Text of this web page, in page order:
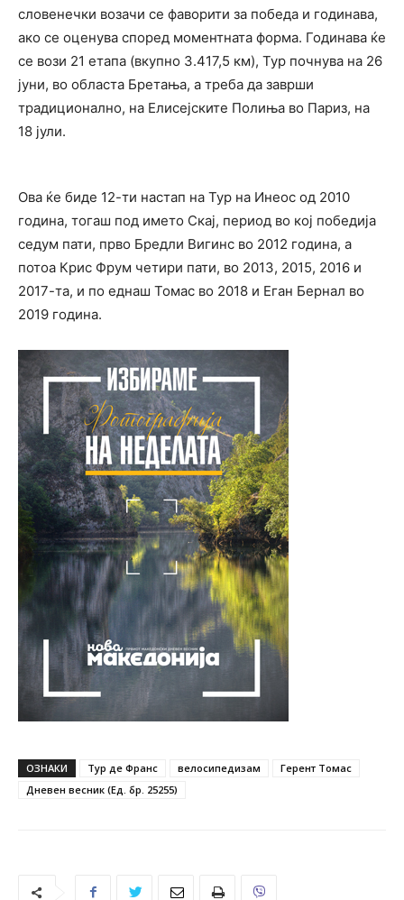
словенечки возачи се фаворити за победа и годинава,
ако се оценува според моментната форма. Годинава ќе
се вози 21 етапа (вкупно 3.417,5 км), Тур почнува на 26
јуни, во областа Бретања, а треба да заврши
традиционално, на Елисејските Полиња во Париз, на
18 јули.
Ова ќе биде 12-ти настап на Тур на Инеос од 2010
година, тогаш под името Скај, период во кој победија
седум пати, прво Бредли Вигинс во 2012 година, а
потоа Крис Фрум четири пати, во 2013, 2015, 2016 и
2017-та, и по еднаш Томас во 2018 и Еган Бернал во
2019 година.
ОЗНАКИ Тур де Франс велосипедизам
Герент Томас
Дневен весник (Ед. бр. 25255)